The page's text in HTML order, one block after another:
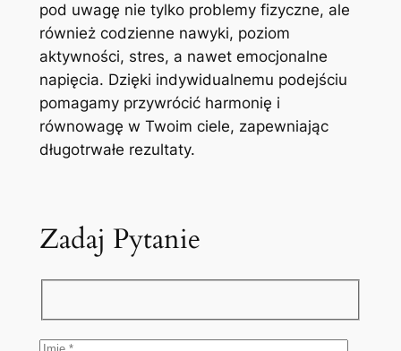
pod uwagę nie tylko problemy fizyczne, ale
również codzienne nawyki, poziom
aktywności, stres, a nawet emocjonalne
napięcia. Dzięki indywidualnemu podejściu
pomagamy przywrócić harmonię i
równowagę w Twoim ciele, zapewniając
długotrwałe rezultaty.
Zadaj Pytanie